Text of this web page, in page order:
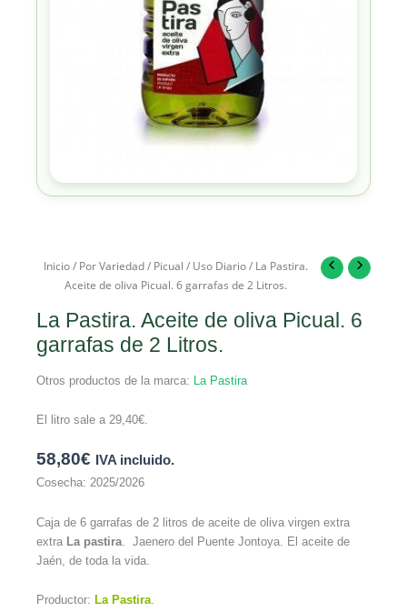
Inicio/ Por Variedad/ Picual / Uso Diario/ La Pastira.
Aceite de oliva Picual. 6 garrafas de 2 Litros.
La Pastira. Aceite de oliva Picual. 6
garrafas de 2 Litros.
Otros productos de la marca: La Pastira
El litro sale a 29,40€.
58,80€ IVA incluido.
Cosecha: 2025/2026
Caja de 6 garrafas de 2 litros de aceite de oliva virgen extra
extra La pastira . Jaenero del Puente Jontoya. El aceite de
Jaén, de toda la vida.
Productor: La Pastira